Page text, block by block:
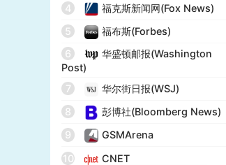
4
福克斯新闻网(Fox News)
5
福布斯(Forbes)
6
华盛顿邮报(Washington
Post)
7
华尔街日报(WSJ)
8
彭博社(Bloomberg News)
9
GSMArena
10
CNET